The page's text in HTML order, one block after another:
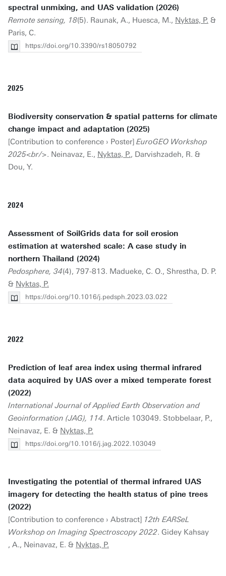
spectral unmixing, and UAS validation (2026)
Remote sensing, 18(5). Raunak, A., Huesca, M., Nyktas, P. &
Paris, C.
https://doi.org/10.3390/rs18050792
2025
Biodiversity conservation & spatial patterns for climate
change impact and adaptation (2025)
[Contribution to conference › Poster] EuroGEO Workshop
2025<br/>. Neinavaz, E., Nyktas, P., Darvishzadeh, R. &
Dou, Y.
2024
Assessment of SoilGrids data for soil erosion
estimation at watershed scale: A case study in
northern Thailand (2024)
Pedosphere, 34(4), 797-813. Madueke, C. O., Shrestha, D. P.
& Nyktas, P.
https://doi.org/10.1016/j.pedsph.2023.03.022
2022
Prediction of leaf area index using thermal infrared
data acquired by UAS over a mixed temperate forest
(2022)
International Journal of Applied Earth Observation and
Geoinformation (JAG), 114. Article 103049. Stobbelaar, P.,
Neinavaz, E. & Nyktas, P.
https://doi.org/10.1016/j.jag.2022.103049
Investigating the potential of thermal infrared UAS
imagery for detecting the health status of pine trees
(2022)
[Contribution to conference › Abstract] 12th EARSeL
Workshop on Imaging Spectroscopy 2022. Gidey Kahsay
, A., Neinavaz, E. & Nyktas, P.